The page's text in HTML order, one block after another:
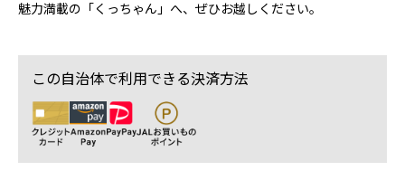
魅力満載の「くっちゃん」へ、ぜひお越しください。
この自治体で利用できる決済方法